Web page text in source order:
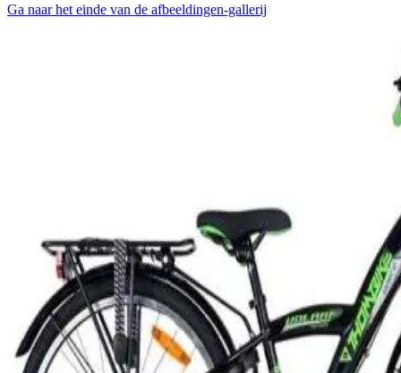
Ga naar het einde van de afbeeldingen-gallerij